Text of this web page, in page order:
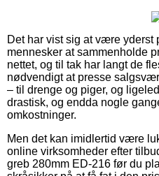
Det har vist sig at være yderst
mennesker at sammenholde
nettet, og til tak har langt de
nødvendigt at presse
– til drenge og piger, og
drastisk, og endda nogle
omkostninger.
Men det kan imidlertid være
online virksomheder efter
greb 280mm ED-216 før du